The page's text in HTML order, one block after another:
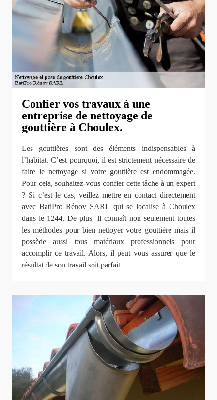
Confier vos travaux à une
entreprise de nettoyage de
gouttière à Choulex.
Les gouttières sont des éléments indispensables à
l’habitat. C’est pourquoi, il est strictement nécessaire de
faire le nettoyage si votre gouttière est endommagée.
Pour cela, souhaitez-vous confier cette tâche à un expert
? Si c’est le cas, veillez mettre en contact directement
avec BatiPro Rénov SARL qui se localise à Choulex
dans le 1244. De plus, il connaît non seulement toutes
les méthodes pour bien nettoyer votre gouttière mais il
possède aussi tous matériaux professionnels pour
accomplir ce travail. Alors, il peut vous assurer que le
résultat de son travail soit parfait.